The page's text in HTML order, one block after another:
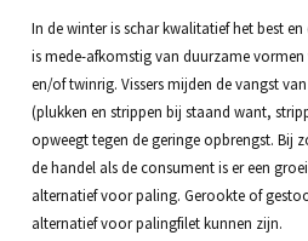
In de winter is schar kwalitatief het best
is mede-afkomstig van duurzame
en/of twinrig. Vissers mijden de vangst
(plukken en strippen bij staand want,
opweegt tegen de geringe opbrengst. Bij
de handel als de consument is er een
alternatief voor paling. Gerookte of
alternatief voor palingfilet kunnen zijn.